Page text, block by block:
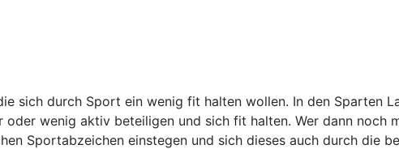
sich durch Sport ein wenig fit halten wollen. In den Sparten
oder wenig aktiv beteiligen und sich fit halten. Wer dann noch
Sportabzeichen einstegen und sich dieses auch durch die